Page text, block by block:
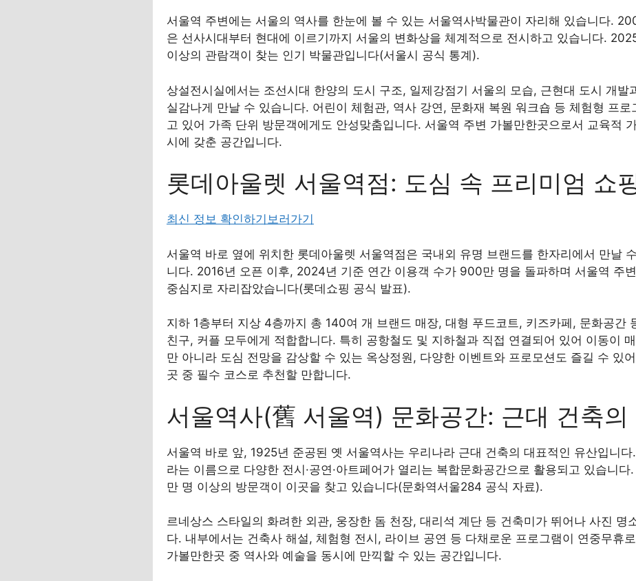
서울역 주변에는 서울의 역사를 한눈에 볼 수 있는 서울역사박물관이 자리해 있습니다.
은 선사시대부터 현대에 이르기까지 서울의 변화상을 체계적으로 전시하고 있습니다.
이상의 관람객이 찾는 인기 박물관입니다(서울시 공식 통계).
상설전시실에서는 조선시대 한양의 도시 구조, 일제강점기 서울의 모습, 근현대 도시 개발
실감나게 만날 수 있습니다. 어린이 체험관, 역사 강연, 문화재 복원 워크숍 등 체험형 프로
고 있어 가족 단위 방문객에게도 안성맞춤입니다. 서울역 주변 가볼만한곳으로서 교육적
시에 갖춘 공간입니다.
롯데아울렛 서울역점: 도심 속 프리미엄 쇼
최신 정보 확인하기보러가기
서울역 바로 옆에 위치한 롯데아울렛 서울역점은 국내외 유명 브랜드를 한자리에서 만날
니다. 2016년 오픈 이후, 2024년 기준 연간 이용객 수가 900만 명을 돌파하며 서울역 주
중심지로 자리잡았습니다(롯데쇼핑 공식 발표).
지하 1층부터 지상 4층까지 총 140여 개 브랜드 매장, 대형 푸드코트, 키즈카페, 문화공간
친구, 커플 모두에게 적합합니다. 특히 공항철도 및 지하철과 직접 연결되어 있어 이동이
만 아니라 도심 전망을 감상할 수 있는 옥상정원, 다양한 이벤트와 프로모션도 즐길 수 있
곳 중 필수 코스로 추천할 만합니다.
서울역사(舊 서울역) 문화공간: 근대 건축의
서울역 바로 앞, 1925년 준공된 옛 서울역사는 우리나라 근대 건축의 대표적인 유산입니
라는 이름으로 다양한 전시·공연·아트페어가 열리는 복합문화공간으로 활용되고 있습니
만 명 이상의 방문객이 이곳을 찾고 있습니다(문화역서울284 공식 자료).
르네상스 스타일의 화려한 외관, 웅장한 돔 천장, 대리석 계단 등 건축미가 뛰어나 사진 명
다. 내부에서는 건축사 해설, 체험형 전시, 라이브 공연 등 다채로운 프로그램이 연중무휴
가볼만한곳 중 역사와 예술을 동시에 만끽할 수 있는 공간입니다.